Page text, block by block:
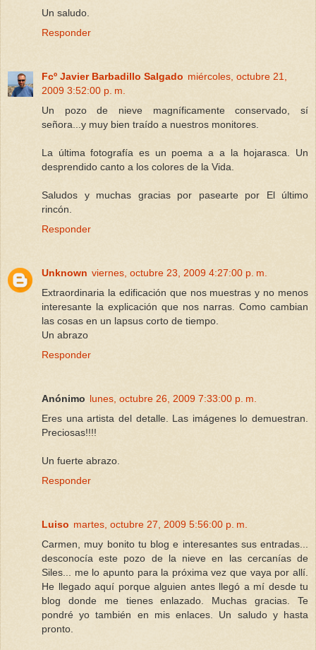
Un saludo.
Responder
Fcº Javier Barbadillo Salgado miércoles, octubre 21,
2009 3:52:00 p. m.
Un pozo de nieve magníficamente conservado, sí
señora...y muy bien traído a nuestros monitores.
La última fotografía es un poema a a la hojarasca. Un
desprendido canto a los colores de la Vida.
Saludos y muchas gracias por pasearte por El último
rincón.
Responder
Unknown viernes, octubre 23, 2009 4:27:00 p. m.
Extraordinaria la edificación que nos muestras y no menos
interesante la explicación que nos narras. Como cambian
las cosas en un lapsus corto de tiempo.
Un abrazo
Responder
Anónimo lunes, octubre 26, 2009 7:33:00 p. m.
Eres una artista del detalle. Las imágenes lo demuestran.
Preciosas!!!!
Un fuerte abrazo.
Responder
Luiso martes, octubre 27, 2009 5:56:00 p. m.
Carmen, muy bonito tu blog e interesantes sus entradas...
desconocía este pozo de la nieve en las cercanías de
Siles... me lo apunto para la próxima vez que vaya por allí.
He llegado aquí porque alguien antes llegó a mí desde tu
blog donde me tienes enlazado. Muchas gracias. Te
pondré yo también en mis enlaces. Un saludo y hasta
pronto.